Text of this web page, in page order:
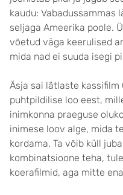
kaudu: Vabadussammas
seljaga Ameerika poole.
võetud väga keerulised
mida nad ei suuda isegi
Äsja sai lätlaste
puhtpildilise loo eest,
inimkonna praeguse
inimese loov alge, mida
kordama. Ta võib küll
kombinatsioone teha,
koerafilmid, aga mitte